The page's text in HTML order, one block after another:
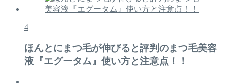
4
ほんとにまつ毛が伸びると評判のまつ毛美容
液『エグータム』使い方と注意点！！